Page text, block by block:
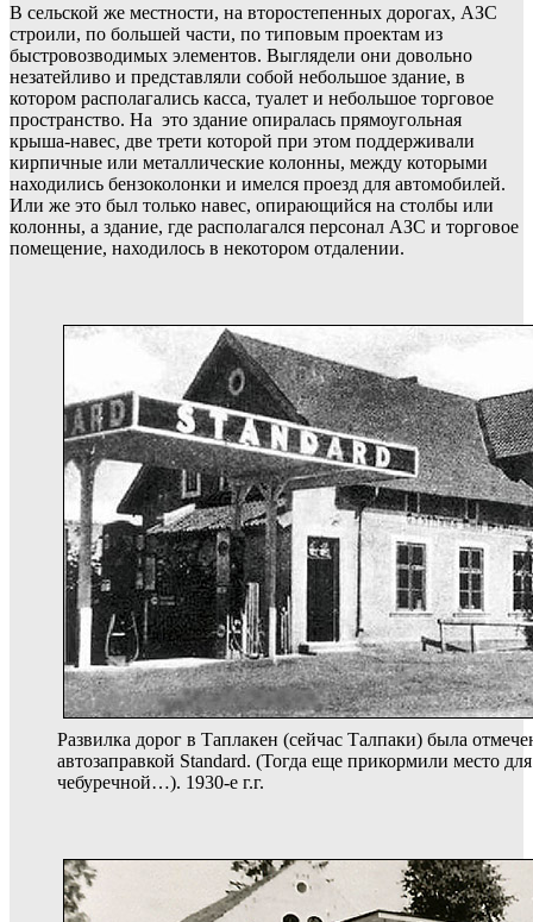
В сельской же местности, на второстепенных дорогах, АЗС
строили, по большей части, по типовым проектам из
быстровозводимых элементов. Выглядели они довольно
незатейливо и представляли собой небольшое здание, в
котором располагались касса, туалет и небольшое торговое
пространство. На это здание опиралась прямоугольная
крыша-навес, две трети которой при этом поддерживали
кирпичные или металлические колонны, между которыми
находились бензоколонки и имелся проезд для автомобилей.
Или же это был только навес, опирающийся на столбы или
колонны, а здание, где располагался персонал АЗС и торговое
помещение, находилось в некотором отдалении.
Развилка дорог в Таплакен (сейчас Талпаки) была
автозаправкой Standard. (Тогда еще прикормили место
чебуречной…). 1930-е г.г.